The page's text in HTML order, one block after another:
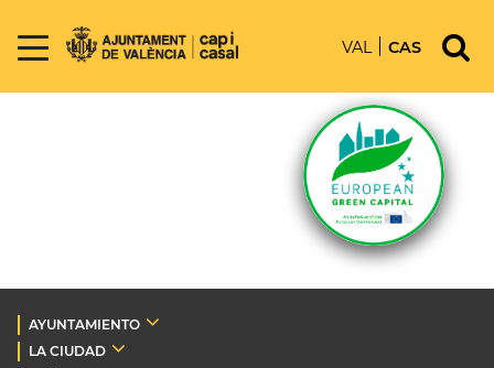
VAL CAS
AYUNTAMIENTO
LA CIUDAD